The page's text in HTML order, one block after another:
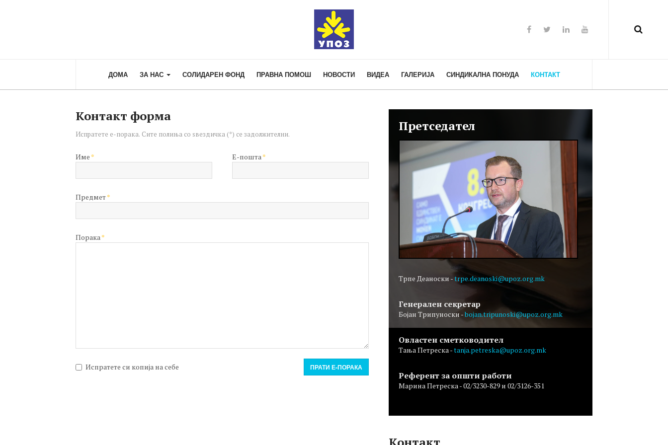
ДОМА ЗА НАС СОЛИДАРЕН ФОНД ПРАВНА ПОМОШ НОВОСТИ ВИДЕА ГАЛЕРИЈА СИНДИКАЛНА ПОНУДА КОНТАКТ
Контакт форма
Испратете е-порака. Сите полиња со ѕвездичка (*) се задолжителни.
Име * E-пошта*
Предмет*
Порака*
Испратете си копија на себе ПРАТИ Е-ПОРАКА
Претседател
Трпе Деаноски -trpe.deanoski@upoz.org.mk
Генерален секретар
Бојан Трипуноски -bojan.tripunoski@upoz.org.mk
Овластен сметководител
Тања Петреска -tanja.petreska@upoz.org.mk
Референт за општи работи
Марина Петреска - 02/3230-829 и 02/3126-351